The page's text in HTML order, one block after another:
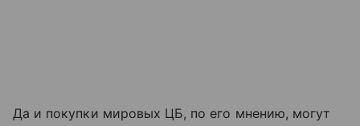
Да и покупки мировых ЦБ, по его мнению, могут